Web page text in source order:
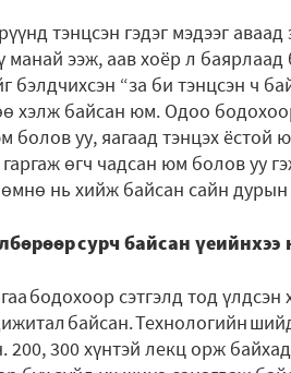
тэнцсэн гэдэг мэдээг
манай ээж, аав хоёр л
бэлдчихсэн “за би тэнцсэн ч
хэлж байсан юм. Одоо
болов уу, яагаад тэнцэх
өгч чадсан юм болов уу
өмнө нь хийж байсан сайн
сурч байсан
бодохоор сэтгэлд тод
байсан. Технологийн
200, 300 хүнтэй лекц орж